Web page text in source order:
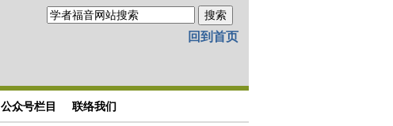
回到首页
公众号栏目 联络我们